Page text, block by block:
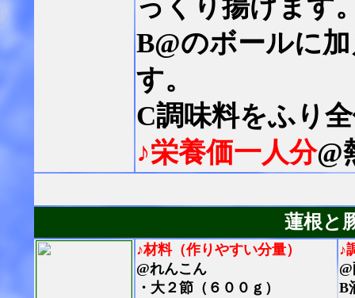
っくり揚げます
B@のボールに
す。
C調味料をふり
♪栄養価一人分@
蓮根と
♪材料（作りやすい分量）
@れんこん
・大２節（６００ｇ）
♪
B